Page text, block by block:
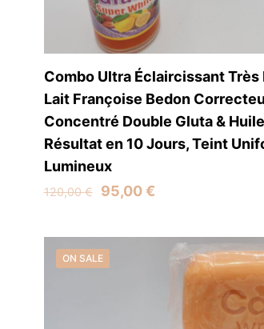
Combo Ultra Éclaircissant Très
Lait Françoise Bedon
Concentré Double Gluta & Huile
Résultat en 10 Jours, Teint
Lumineux
120,00€
Original
was:
120,00 €.
95,00€Current
is:
95,00 €.
ON SALE